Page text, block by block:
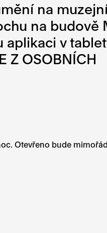
na
na budově
aplikaci v
Z OSOBNÍCH
Otevřeno bude